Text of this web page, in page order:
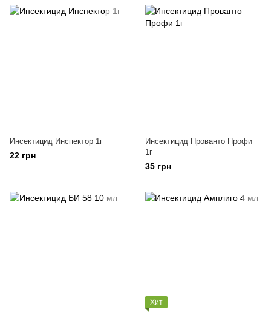
Инсектицид Инспектор 1г
22 грн
Инсектицид Прованто Профи
1г
35 грн
Хит